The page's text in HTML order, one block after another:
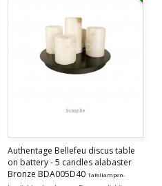
Authentage Bellefeu discus table
on battery - 5 candles alabaster
Bronze BDA005D40 Tafellampen-